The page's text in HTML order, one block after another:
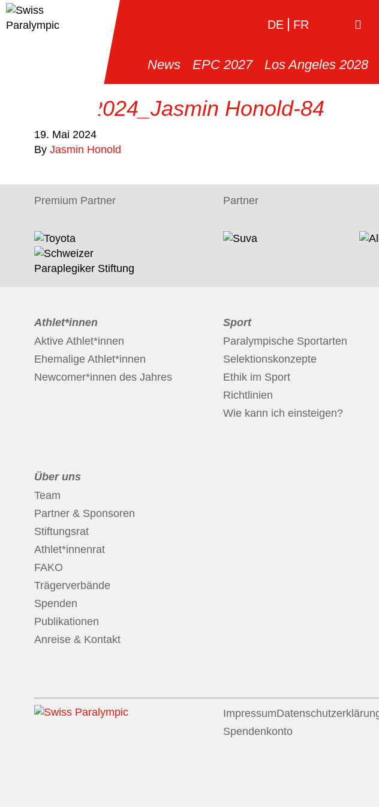
DE FR
News EPC 2027 Los Angeles 2028
Kobe 2024_Jasmin Honold-84
19. Mai 2024
By Jasmin Honold
Premium Partner Partner
Athlet*innen
Aktive Athlet*innen
Ehemalige Athlet*innen
Newcomer*innen des Jahres
Sport
Paralympische Sportarten
Selektionskonzepte
Ethik im Sport
Richtlinien
Wie kann ich einsteigen?
Über uns
Team
Partner & Sponsoren
Stiftungsrat
Athlet*innenrat
FAKO
Trägerverbände
Spenden
Publikationen
Anreise & Kontakt
Impressum
Spendenkonto